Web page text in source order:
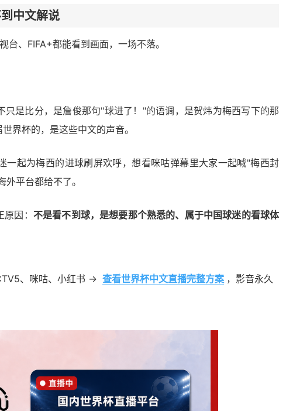
中文解说
、FIFA+都能看到画面，一场不落。
是比分，是詹俊那句"球进了！"的语调，是贺炜为梅西写下的那
界杯的，是这些中文的声音。
起为梅西的进球刷屏欢呼，想看咪咕弹幕里大家一起喊"梅西封
平台都给不了。
因： 不是看不到球，是想要那个熟悉的、属于中国球迷的看球体
、咪咕、小红书 → 查看世界杯中文直播完整方案 ，影音永久